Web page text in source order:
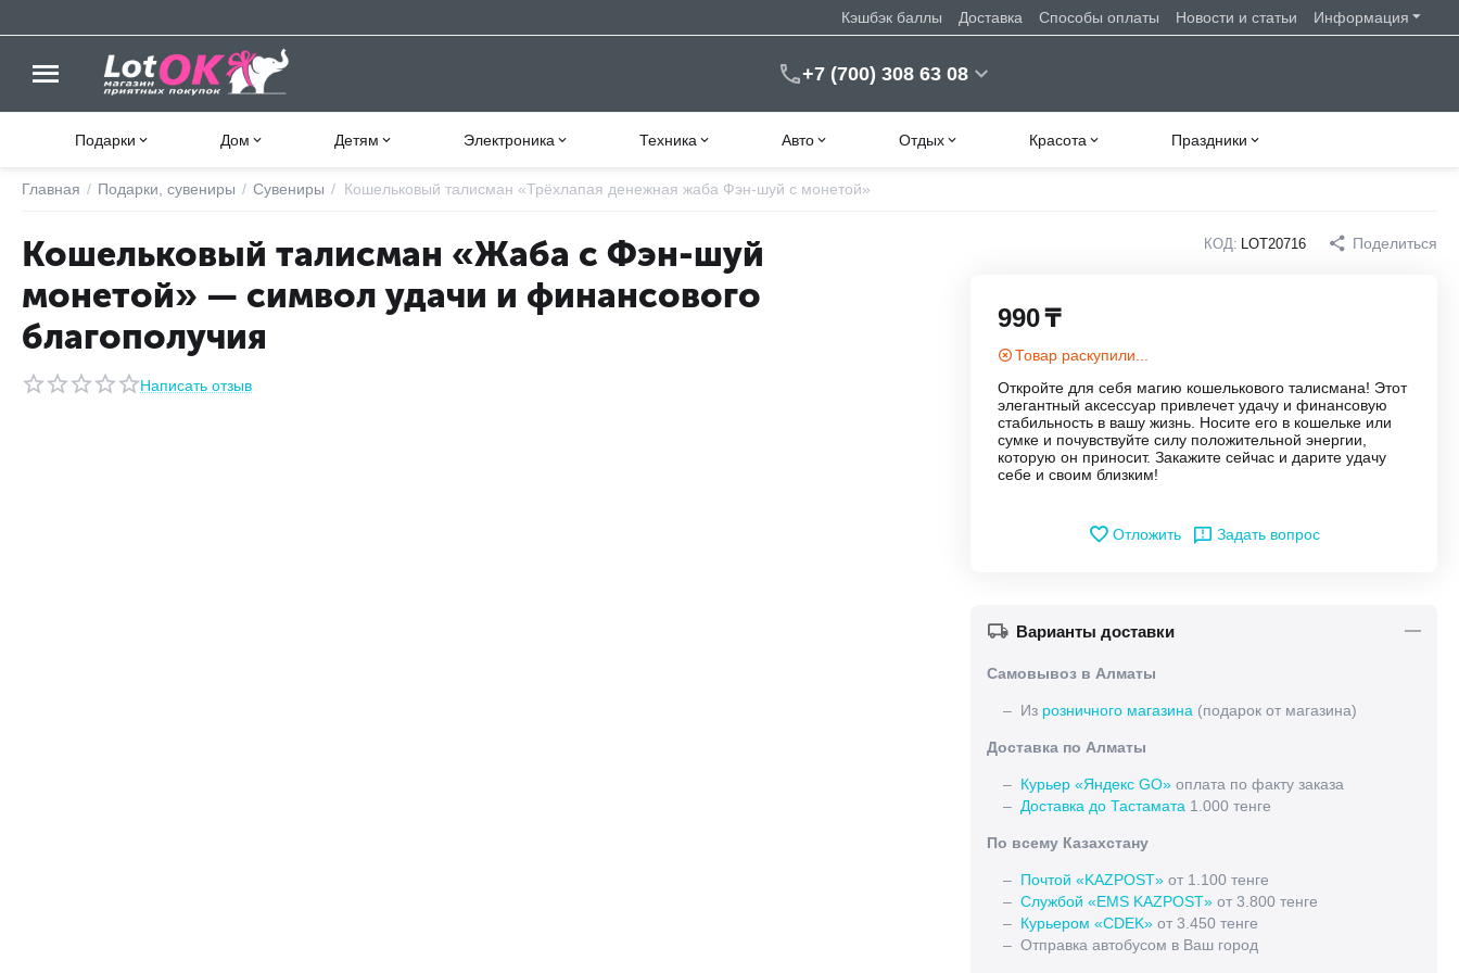
Кэшбэк баллы Доставка Способы оплаты Новости и статьи Информация
+7 (700) 308 63 08
Подарки Дом Детям Электроника Техника Авто Отдых Красота Праздники
Главная / Подарки, сувениры / Сувениры / Кошельковый талисман «Трёхлапая денежная жаба Фэн-шуй с монетой»
Кошельковый талисман «Жаба с Фэн-шуй
монетой» — символ удачи и финансового
благополучия
Написать отзыв
КОД: LOT20716 Поделиться
990₸
Товар раскупили...
Откройте для себя магию кошелькового талисмана! Этот
элегантный аксессуар привлечет удачу и финансовую
стабильность в вашу жизнь. Носите его в кошельке или
сумке и почувствуйте силу положительной энергии,
которую он приносит. Закажите сейчас и дарите удачу
себе и своим близким!
Отложить Задать вопрос
Варианты доставки
Самовывоз в Алматы
– Из розничного магазина (подарок от магазина)
Доставка по Алматы
– Курьер «Яндекс GO» оплата по факту заказа
– Доставка до Тастамата 1.000 тенге
По всему Казахстану
– Почтой «KAZPOST» от 1.100 тенге
– Службой «EMS KAZPOST» от 3.800 тенге
– Курьером «CDEK» от 3.450 тенге
– Отправка автобусом в Ваш город